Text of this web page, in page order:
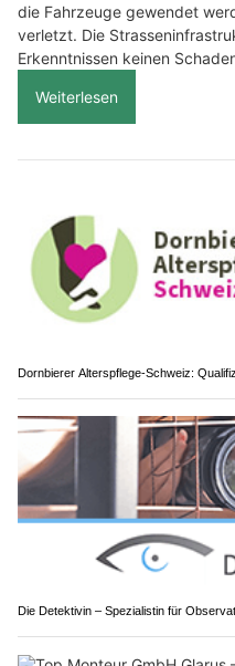
die Fahrzeuge gewendet
verletzt. Die
Erkenntnissen keinen
Weiterlesen
Dornbierer Alterspflege-Schweiz:
Die Detektivin – Spezialistin für